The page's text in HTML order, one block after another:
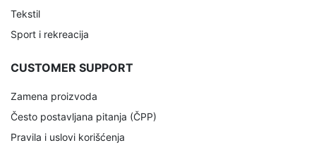
Tekstil
Sport i rekreacija
CUSTOMER SUPPORT
Zamena proizvoda
Često postavljana pitanja (ČPP)
Pravila i uslovi korišćenja